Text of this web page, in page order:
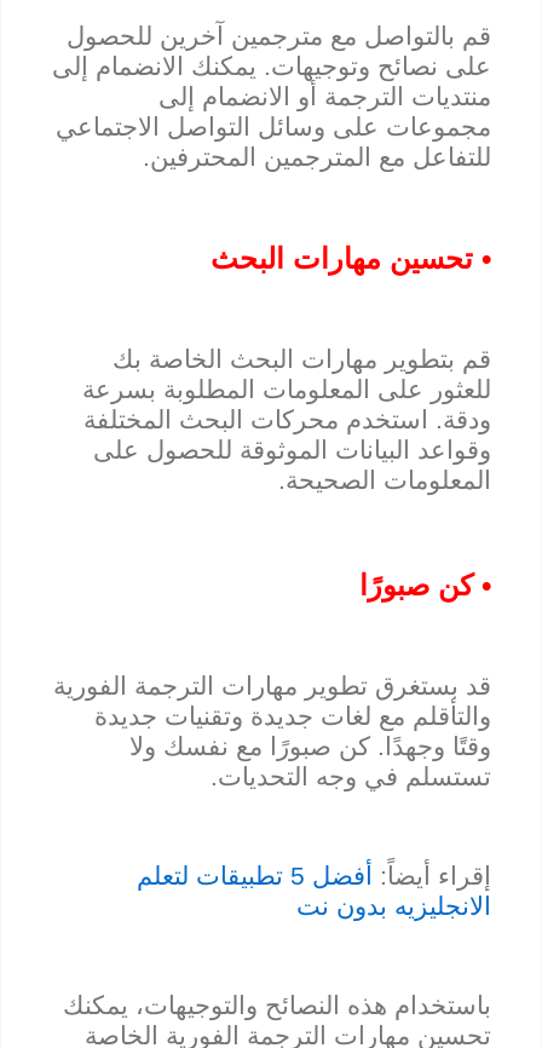
قم بالتواصل مع مترجمين آخرين للحصول
على نصائح وتوجيهات. يمكنك الانضمام إلى
منتديات الترجمة أو الانضمام إلى
مجموعات على وسائل التواصل الاجتماعي
للتفاعل مع المترجمين المحترفين.
• تحسين مهارات البحث
قم بتطوير مهارات البحث الخاصة بك
للعثور على المعلومات المطلوبة بسرعة
ودقة. استخدم محركات البحث المختلفة
وقواعد البيانات الموثوقة للحصول على
المعلومات الصحيحة.
• كن صبورًا
قد بستغرق تطوير مهارات الترجمة الفورية
والتأقلم مع لغات جديدة وتقنيات جديدة
وقتًا وجهدًا. كن صبورًا مع نفسك ولا
تستسلم في وجه التحديات.
إقراء أيضاً:
أفضل 5 تطبيقات لتعلم
الانجليزيه بدون نت
باستخدام هذه النصائح والتوجيهات، يمكنك
تحسين مهارات الترجمة الفورية الخاصة